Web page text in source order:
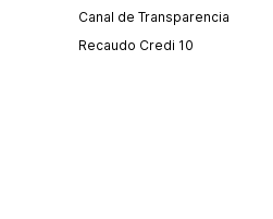
Canal de Transparencia
Recaudo Credi 10